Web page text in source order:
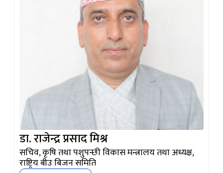
डा. राजेन्द्र प्रसाद मिश्र
सचिव, कृषि तथा पशुपन्छी विकास मन्त्रालय तथा अध्यक्ष,
राष्ट्रिय बीउ बिजन समिति